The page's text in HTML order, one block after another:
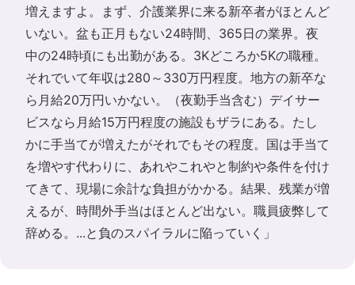
増えますよ。まず、介護業界に来る新卒者がほとんど
いない。盆も正月もない24時間、365日の業界。夜
中の24時頃にも出勤がある。3Kどころか5Kの職種。
それでいて年収は280～330万円程度。地方の新卒な
ら月給20万円いかない。（夜勤手当含む）デイサー
ビスなら月給15万円程度の施設もザラにある。たし
かに手当てが増えたがそれでもその程度。国は手当て
を増やす代わりに、あれやこれやと制約や条件を付け
てきて、現場に余計な負担がかかる。結果、残業が増
えるが、時間外手当はほとんど出ない。職員疲弊して
辞める。...と負のスパイラルに陥っていく」